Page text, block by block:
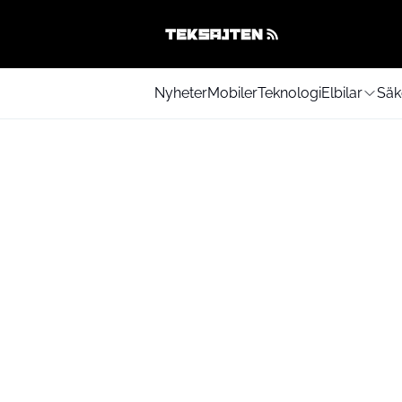
NyheterMobilerTeknologiElbilar